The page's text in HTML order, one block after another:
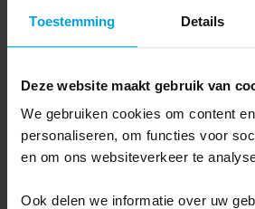
Toestemming Details
Deze website maakt gebruik van
We gebruiken cookies om content
personaliseren, om functies voor
en om ons websiteverkeer te
Ook delen we informatie over uw
Over ons
Waarom Ternair
Nederlandse vertrouwdheid
Gebruik bepaalt het succes